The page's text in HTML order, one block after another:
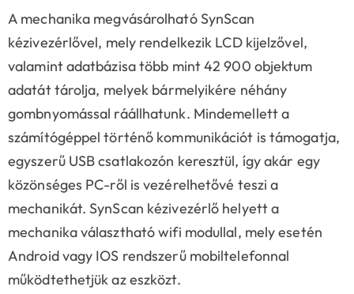
A mechanika megvásárolható SynScan
kézivezérlővel, mely rendelkezik LCD kijelzővel,
valamint adatbázisa több mint 42 900 objektum
adatát tárolja, melyek bármelyikére néhány
gombnyomással ráállhatunk. Mindemellett a
számítógéppel történő kommunikációt is támogatja,
egyszerű USB csatlakozón keresztül, így akár egy
közönséges PC-ről is vezérelhetővé teszi a
mechanikát. SynScan kézivezérlő helyett a
mechanika választható wifi modullal, mely esetén
Android vagy IOS rendszerű mobiltelefonnal
működtethetjük az eszközt.